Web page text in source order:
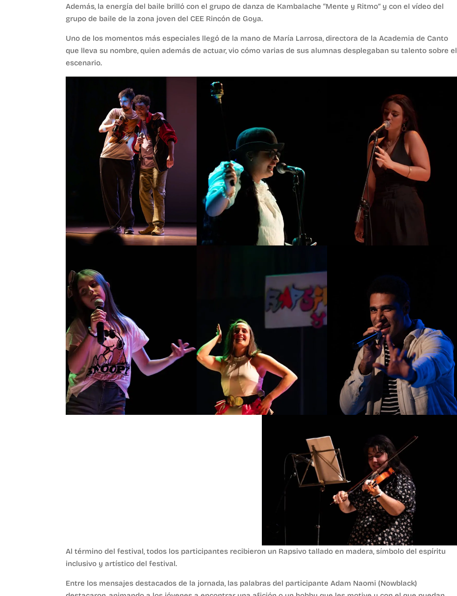
Además, la energía del baile brilló con el grupo de danza de Kambalache “Mente y Ritmo” y con el vídeo del
grupo de baile de la zona joven del CEE Rincón de Goya.
Uno de los momentos más especiales llegó de la mano de María Larrosa, directora de la Academia de Canto
que lleva su nombre, quien además de actuar, vio cómo varias de sus alumnas desplegaban su talento sobre el
escenario.
Al término del festival, todos los participantes recibieron un Rapsivo tallado en madera, símbolo del espíritu
inclusivo y artístico del festival.
Entre los mensajes destacados de la jornada, las palabras del participante Adam Naomi (Nowblack)